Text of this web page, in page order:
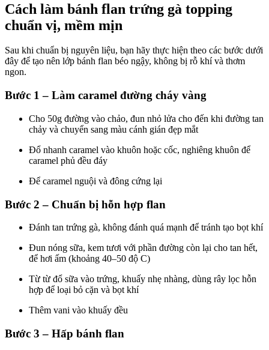
Cách làm bánh flan trứng gà topping
chuẩn vị, mềm mịn
Sau khi chuẩn bị nguyên liệu, bạn hãy thực hiện theo các bước dưới
đây để tạo nên lớp bánh flan béo ngậy, không bị rỗ khí và thơm
ngon.
Bước 1 – Làm caramel đường cháy vàng
Cho 50g đường vào chảo, đun nhỏ lửa cho đến khi đường tan
chảy và chuyển sang màu cánh gián đẹp mắt
Đổ nhanh caramel vào khuôn hoặc cốc, nghiêng khuôn để
caramel phủ đều đáy
Để caramel nguội và đông cứng lại
Bước 2 – Chuẩn bị hỗn hợp flan
Đánh tan trứng gà, không đánh quá mạnh để tránh tạo bọt khí
Đun nóng sữa, kem tươi với phần đường còn lại cho tan hết,
để hơi ấm (khoảng 40–50 độ C)
Từ từ đổ sữa vào trứng, khuấy nhẹ nhàng, dùng rây lọc hỗn
hợp để loại bỏ cặn và bọt khí
Thêm vani vào khuấy đều
Bước 3 – Hấp bánh flan